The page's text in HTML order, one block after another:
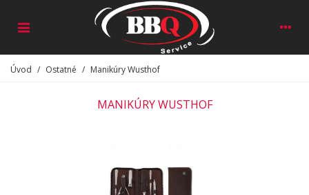
Úvod / Ostatné / Manikúry Wusthof
MANIKÚRY WUSTHOF